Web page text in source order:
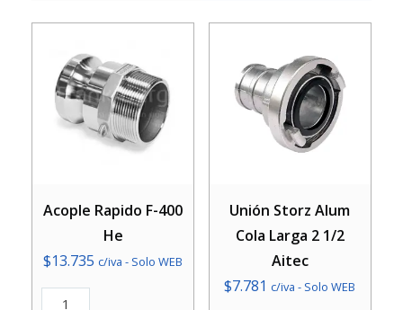
Acople Rapido F-400
He
$13.735 c/iva - Solo WEB
Acople
Unión Storz Alum
Cola Larga 2 1/2
Aitec
$7.781 c/iva - Solo WEB